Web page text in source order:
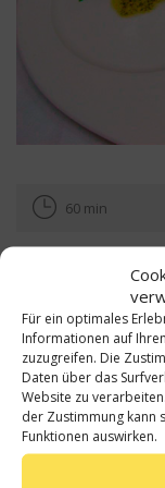
Für ein optimales
Informationen auf
zuzugreifen. Die
Daten über das
Website zu
der Zustimmung kann
Funktionen auswirken.
60 min
350g
1 EL frisch
100g
4 Scheiben